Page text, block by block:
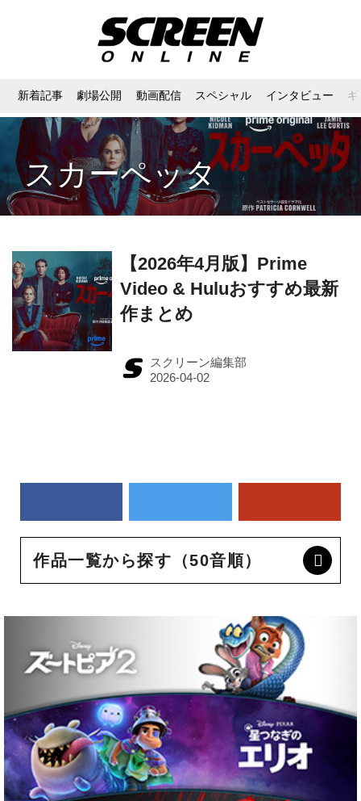
新着記事 劇場公開 動画配信 スペシャル インタビュー
スカーペッタ
【2026年4月版】Prime
Video & Huluおすすめ最新
作まとめ
スクリーン編集部
作品一覧から探す（50音順）